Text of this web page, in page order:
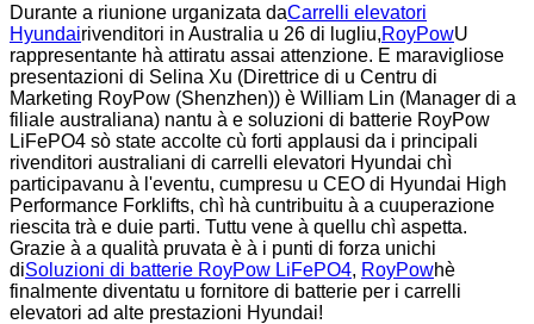
Durante a riunione urganizata daCarrelli elevatori
Hyundairivenditori in Australia u 26 di lugliu,RoyPowU
rappresentante hà attiratu assai attenzione. E maravigliose
presentazioni di Selina Xu (Direttrice di u Centru di
Marketing RoyPow (Shenzhen)) è William Lin (Manager di a
filiale australiana) nantu à e soluzioni di batterie RoyPow
LiFePO4 sò state accolte cù forti applausi da i principali
rivenditori australiani di carrelli elevatori Hyundai chì
participavanu à l'eventu, cumpresu u CEO di Hyundai High
Performance Forklifts, chì hà cuntribuitu à a cuuperazione
riescita trà e duie parti. Tuttu vene à quellu chì aspetta.
Grazie à a qualità pruvata è à i punti di forza unichi
diSoluzioni di batterie RoyPow LiFePO4, RoyPowhè
finalmente diventatu u fornitore di batterie per i carrelli
elevatori ad alte prestazioni Hyundai!